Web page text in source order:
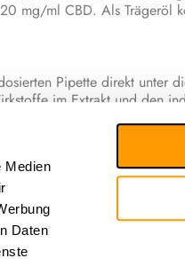
Medien
Daten
mg/ml CBD. Als Trägeröl
Pipette direkt unter
im Extrakt und den